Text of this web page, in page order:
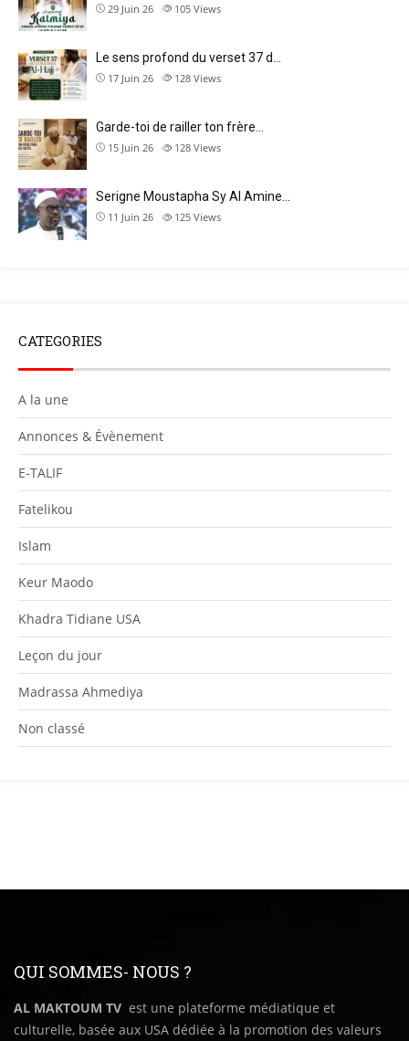
29 Juin 26 105 Views
Le sens profond du verset 37 d…
17 Juin 26 128 Views
Garde-toi de railler ton frère…
15 Juin 26 128 Views
Serigne Moustapha Sy Al Amine…
11 Juin 26 125 Views
CATEGORIES
A la une
Annonces & Évènement
E-TALIF
Fatelikou
Islam
Keur Maodo
Khadra Tidiane USA
Leçon du jour
Madrassa Ahmediya
Non classé
QUI SOMMES- NOUS ?
AL MAKTOUM TV est une plateforme médiatique et
culturelle, basée aux USA dédiée à la promotion des valeurs